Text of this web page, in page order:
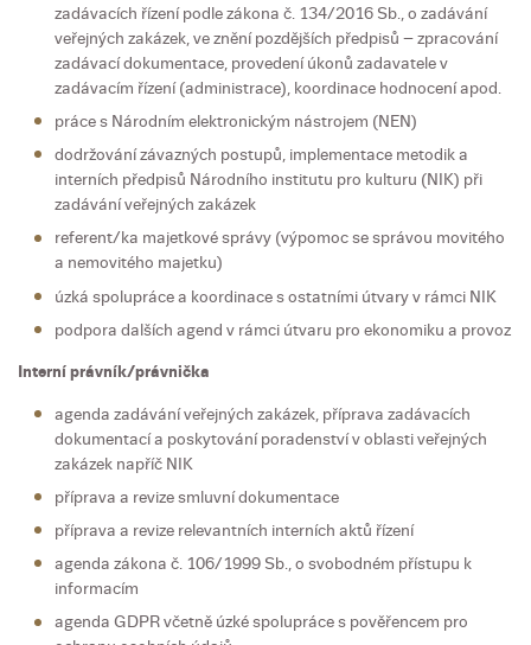
zadávacích řízení podle zákona č. 134/2016 Sb., o zadávání
veřejných zakázek, ve znění pozdějších předpisů – zpracování
zadávací dokumentace, provedení úkonů zadavatele v
zadávacím řízení (administrace), koordinace hodnocení apod.
práce s Národním elektronickým nástrojem (NEN)
dodržování závazných postupů, implementace metodik a
interních předpisů Národního institutu pro kulturu (NIK) při
zadávání veřejných zakázek
referent/ka majetkové správy (výpomoc se správou movitého
a nemovitého majetku)
úzká spolupráce a koordinace s ostatními útvary v rámci NIK
podpora dalších agend v rámci útvaru pro ekonomiku a provoz
Interní právník/právnička
agenda zadávání veřejných zakázek, příprava zadávacích
dokumentací a poskytování poradenství v oblasti veřejných
zakázek napříč NIK
příprava a revize smluvní dokumentace
příprava a revize relevantních interních aktů řízení
agenda zákona č. 106/1999 Sb., o svobodném přístupu k
informacím
agenda GDPR včetně úzké spolupráce s pověřencem pro